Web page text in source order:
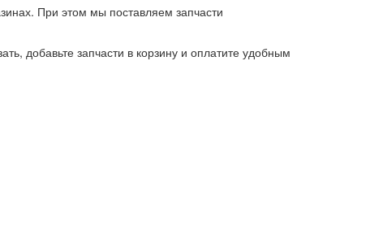
При этом мы поставляем запчасти
добавьте запчасти в корзину и оплатите удобным